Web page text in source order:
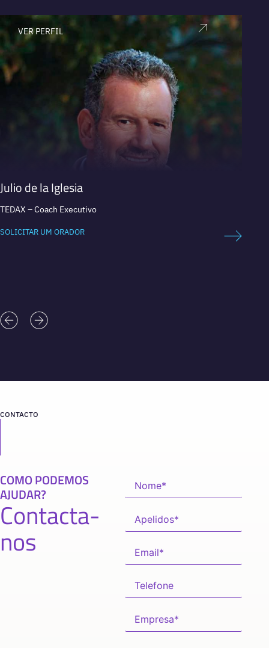
VER PERFIL
Julio de la Iglesia
TEDAX – Coach Executivo
SOLICITAR UM ORADOR
CONTACTO
COMO PODEMOS
AJUDAR?
Contacta-
nos